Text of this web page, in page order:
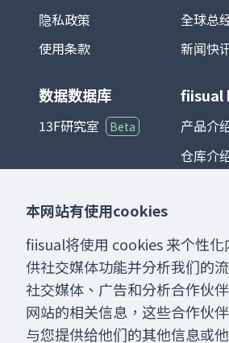
隐私政策
使用条款
全球总
新闻快
数据数据库
13F研究室 Beta
fiisual
产品介
仓库介
本网站有使用cookies
fiisual将使用 cookies 来个性
供社交媒体功能并分析我们的
社交媒体、广告和分析合作伙
网站的相关信息，这些合作伙
与您提供给他们的其他信息或